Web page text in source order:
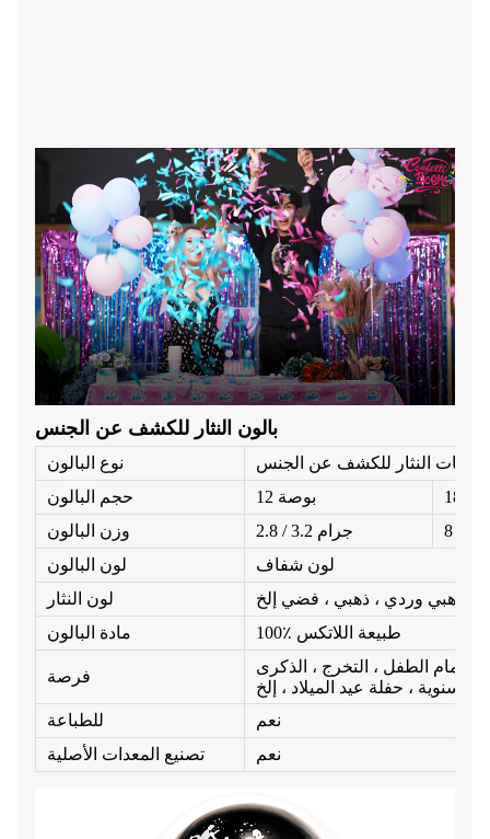
بالون النثار للكشف عن الجنس
نوع البالون
بالونات النثار للكشف عن الجنس
حجم البالون
12 بوصة
وزن البالون
2.8 / 3.2 جرام
لون البالون
لون شفاف
لون النثار
مادة البالون
100٪ طبيعة اللاتكس
فرصة
الطفل ، التخرج ، الذكرى
للطباعة
نعم
تصنيع المعدات الأصلية
نعم